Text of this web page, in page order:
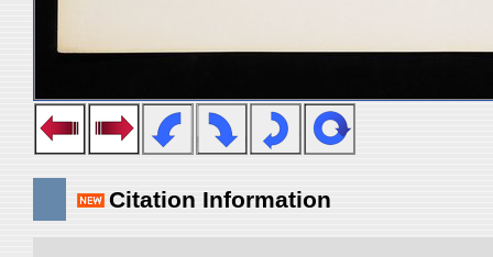
Citation Information